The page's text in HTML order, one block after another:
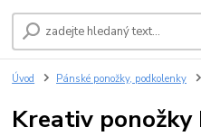
Úvod Pánské ponožky, podkolenky
Kreativ ponožky